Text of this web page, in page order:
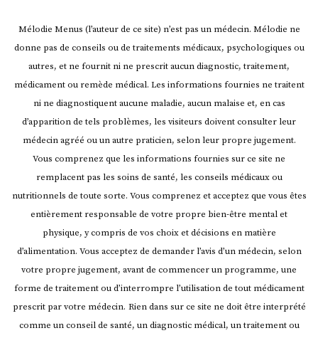
Mélodie Menus (l’auteur de ce site) n’est pas un médecin. Mélodie ne
donne pas de conseils ou de traitements médicaux, psychologiques ou
autres, et ne fournit ni ne prescrit aucun diagnostic, traitement,
médicament ou remède médical. Les informations fournies ne traitent
ni ne diagnostiquent aucune maladie, aucun malaise et, en cas
d’apparition de tels problèmes, les visiteurs doivent consulter leur
médecin agréé ou un autre praticien, selon leur propre jugement.
Vous comprenez que les informations fournies sur ce site ne
remplacent pas les soins de santé, les conseils médicaux ou
nutritionnels de toute sorte. Vous comprenez et acceptez que vous êtes
entièrement responsable de votre propre bien-être mental et
physique, y compris de vos choix et décisions en matière
d’alimentation. Vous acceptez de demander l’avis d’un médecin, selon
votre propre jugement, avant de commencer un programme, une
forme de traitement ou d’interrompre l’utilisation de tout médicament
prescrit par votre médecin. Rien dans sur ce site ne doit être interprété
comme un conseil de santé, un diagnostic médical, un traitement ou